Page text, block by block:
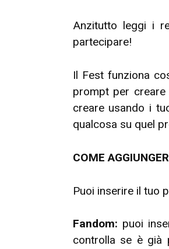
Anzitutto leggi i
partecipare!
Il Fest funziona
prompt per
creare usando i
qualcosa su quel
COME
Puoi inserire il tuo
Fandom: puoi
controlla se è già